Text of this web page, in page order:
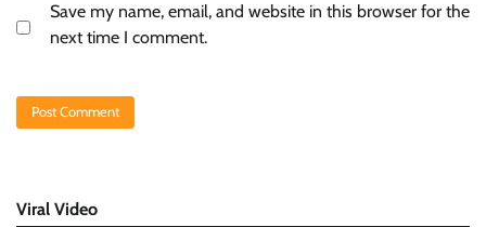
Save my name, email, and website in this browser for the
next time I comment.
Viral Video